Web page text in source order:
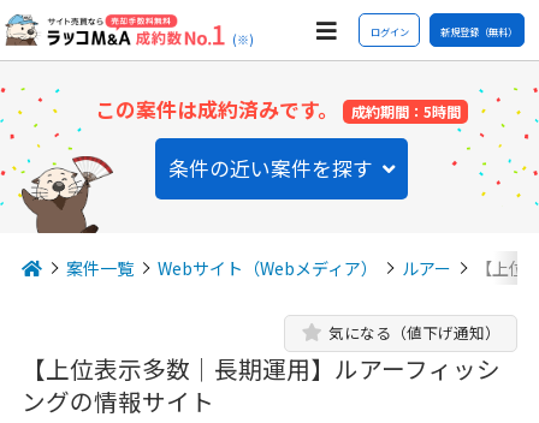
(※) ログイン 新規登録（無料）
この案件は成約済みです。 成約期間：5時間
条件の近い案件を探す
案件一覧 Webサイト（Webメディア） ルアー 【上
【上位表示多数｜長期運用】ルアーフィッシ
ングの情報サイト
気になる（値下げ通知）